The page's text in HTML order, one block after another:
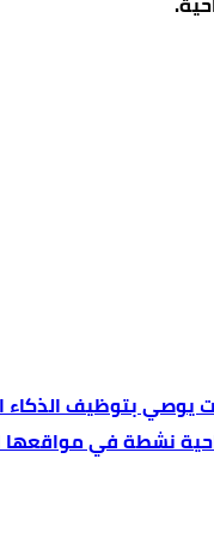
يوصي بتوظيف الذكاء
نشطة في مواقعها